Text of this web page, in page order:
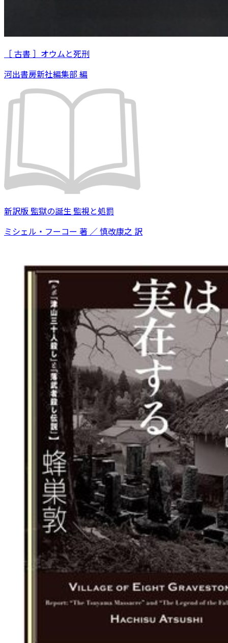
［ 古書 ］オウムと死刑
河出書房新社編集部 編
新訳版 監獄の誕生 監視と処罰
ミシェル・フーコー 著 ／ 慎改康之 訳